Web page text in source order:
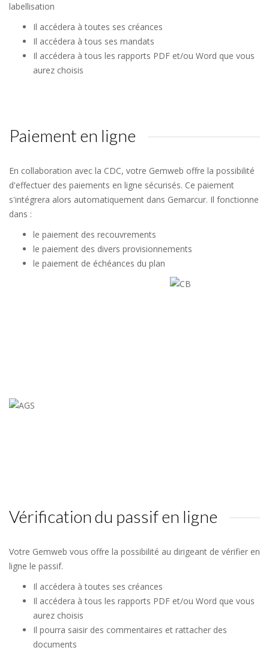
labellisation
Il accédera à toutes ses créances
Il accédera à tous ses mandats
Il accédera à tous les rapports PDF et/ou Word que vous
aurez choisis
Paiement en ligne
En collaboration avec la CDC, votre Gemweb offre la possibilité
d'effectuer des paiements en ligne sécurisés. Ce paiement
s'intégrera alors automatiquement dans Gemarcur. Il fonctionne
dans :
le paiement des recouvrements
le paiement des divers provisionnements
le paiement de échéances du plan
Vérification du passif en ligne
Votre Gemweb vous offre la possibilité au dirigeant de vérifier en
ligne le passif.
Il accédera à toutes ses créances
Il accédera à tous les rapports PDF et/ou Word que vous
aurez choisis
Il pourra saisir des commentaires et rattacher des
documents